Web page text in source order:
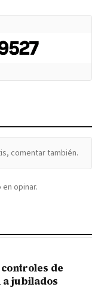
comentar también.
opinar.
de
jubilados